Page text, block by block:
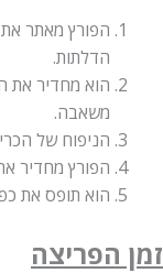
הפורץ מאתר את
הדלתות.
הוא מחדיר את
משאבה.
הניפוח של הכרית
הפורץ מחדיר את
הוא תופס את כפתור
הפריצה